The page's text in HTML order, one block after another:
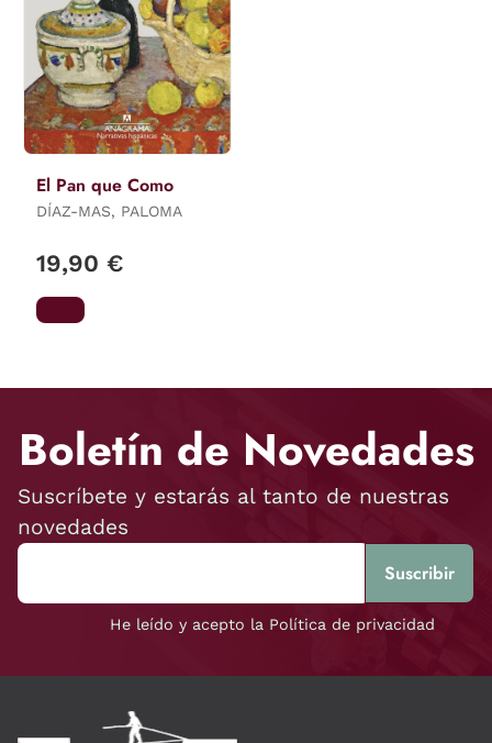
El Pan que Como
DÍAZ-MAS, PALOMA
19,90 €
Boletín de Novedades
Suscríbete y estarás al tanto de nuestras
novedades
He leído y acepto la Política de privacidad